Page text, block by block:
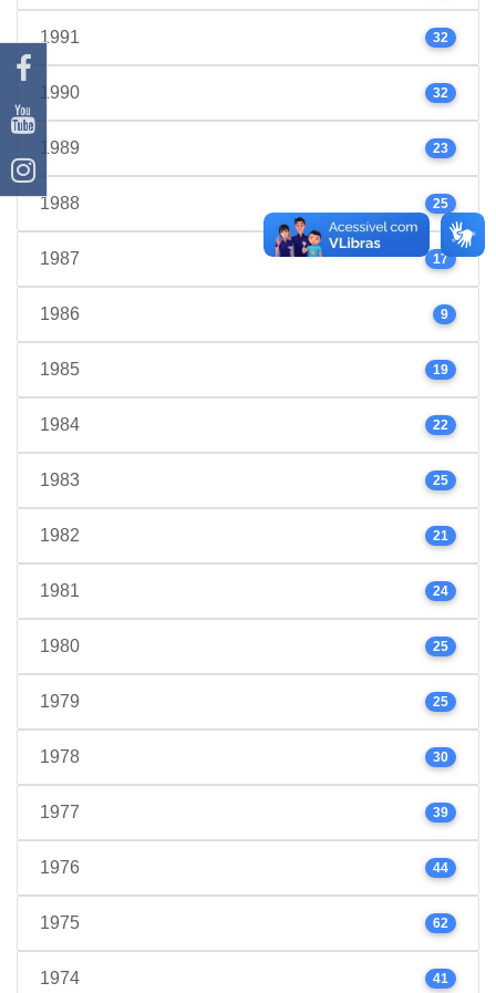
1991 32
1990 32
1989 23
1988 25
1987 17
1986 9
1985 19
1984 22
1983 25
1982 21
1981 24
1980 25
1979 25
1978 30
1977 39
1976 44
1975 62
1974 41